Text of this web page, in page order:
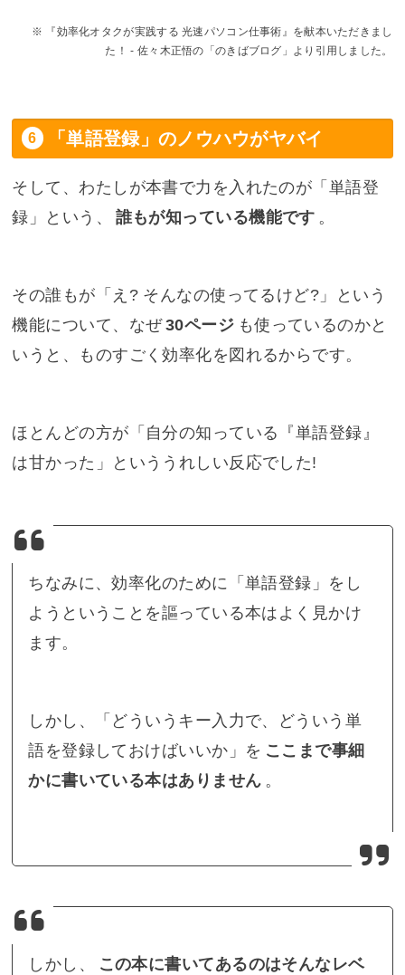
『効率化オタクが実践する 光速パソコン仕事術』を献本いただきまし
た！ - 佐々木正悟の「のきばブログ」より引用しました。
「単語登録」のノウハウがヤバイ
そして、わたしが本書で力を入れたのが「単語登
録」という、
誰もが知っている機能です 。
その誰もが「え? そんなの使ってるけど?」という
機能について、なぜ30ページ も使っているのかと
いうと、ものすごく効率化を図れるからです。
ほとんどの方が「自分の知っている『単語登録』
は甘かった」といううれしい反応でした!
ちなみに、効率化のために「単語登録」をし
ようということを謳っている本はよく見かけ
ます。
しかし、「どういうキー入力で、どういう単
語を登録しておけばいいか」を ここまで事細
かに書いている本はありません 。
しかし、
この本に書いてあるのはそんなレベ